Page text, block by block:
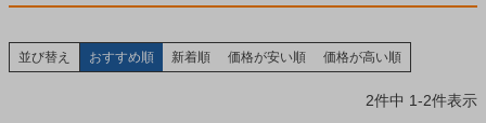
並び替え おすすめ順 新着順 価格が安い順 価格が高い順
2件中 1-2件表示